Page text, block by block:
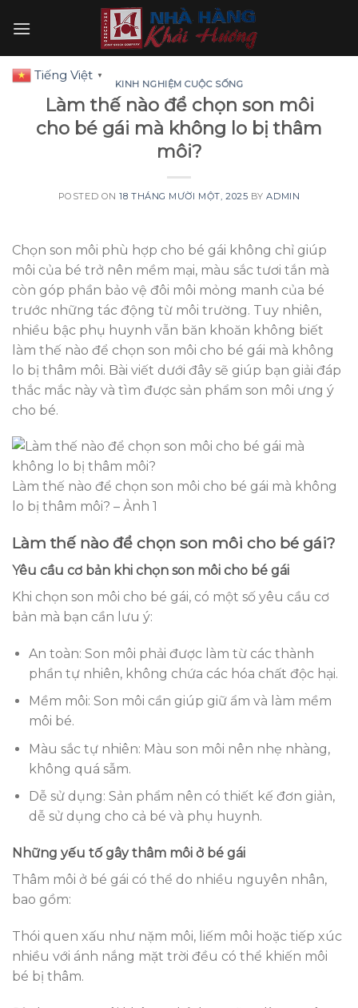
KINH NGHIỆM CUỘC SỐNG
Làm thế nào để chọn son môi
cho bé gái mà không lo bị thâm
môi?
POSTED ON18 THÁNG MƯỜI MỘT, 2025 BYADMIN
Chọn son môi phù hợp cho bé gái không chỉ giúp
môi của bé trở nên mềm mại, màu sắc tươi tắn mà
còn góp phần bảo vệ đôi môi mỏng manh của bé
trước những tác động từ môi trường. Tuy nhiên,
nhiều bậc phụ huynh vẫn băn khoăn không biết
làm thế nào để chọn son môi cho bé gái mà không
lo bị thâm môi. Bài viết dưới đây sẽ giúp bạn giải đáp
thắc mắc này và tìm được sản phẩm son môi ưng ý
cho bé.
Làm thế nào để chọn son môi cho bé gái mà không
lo bị thâm môi? – Ảnh 1
Làm thế nào để chọn son môi cho bé gái?
Yêu cầu cơ bản khi chọn son môi cho bé gái
Khi chọn son môi cho bé gái, có một số yêu cầu cơ
bản mà bạn cần lưu ý:
An toàn: Son môi phải được làm từ các thành
phần tự nhiên, không chứa các hóa chất độc hại.
Mềm môi: Son môi cần giúp giữ ẩm và làm mềm
môi bé.
Màu sắc tự nhiên: Màu son môi nên nhẹ nhàng,
không quá sẫm.
Dễ sử dụng: Sản phẩm nên có thiết kế đơn giản,
dễ sử dụng cho cả bé và phụ huynh.
Những yếu tố gây thâm môi ở bé gái
Thâm môi ở bé gái có thể do nhiều nguyên nhân,
bao gồm:
Thói quen xấu như nặm môi, liếm môi hoặc tiếp xúc
nhiều với ánh nắng mặt trời đều có thể khiến môi
bé bị thâm.
Tiếng Việt ▼